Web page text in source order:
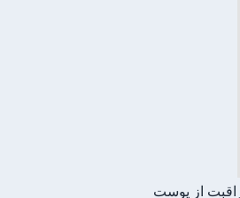
از پوست